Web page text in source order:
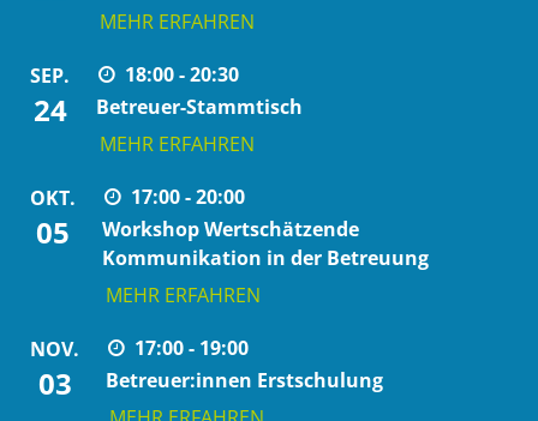
MEHR ERFAHREN
SEP.
24
18:00 - 20:30
Betreuer-Stammtisch
MEHR ERFAHREN
OKT.
05
17:00 - 20:00
Workshop Wertschätzende
Kommunikation in der Betreuung
MEHR ERFAHREN
NOV.
03
17:00 - 19:00
Betreuer:innen Erstschulung